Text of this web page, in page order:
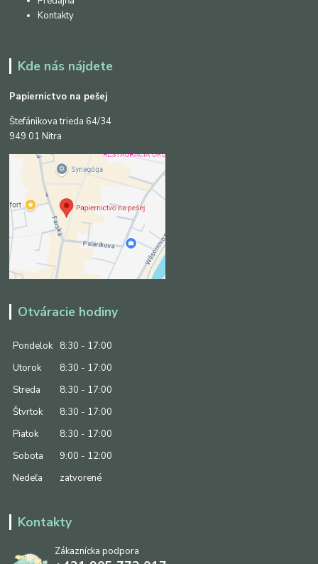
Kontakty
Kde nás nájdete
Papiernictvo na pešej
Štefánikova trieda 64/34
949 01 Nitra
Otváracie hodiny
Pondelok
8:30 - 17:00
Utorok
8:30 - 17:00
Streda
8:30 - 17:00
Štvrtok
8:30 - 17:00
Piatok
8:30 - 17:00
Sobota
9:00 - 12:00
Nedeľa
zatvorené
Kontakty
Zákaznícka podpora